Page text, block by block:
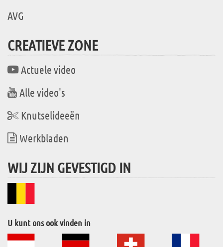
AVG
CREATIEVE ZONE
Actuele video
Alle video's
Knutselideeën
Werkbladen
WIJ ZIJN GEVESTIGD IN
U kunt ons ook vinden in